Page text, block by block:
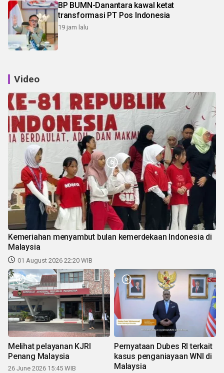
BP BUMN-Danantara kawal ketat
transformasi PT Pos Indonesia
19 jam lalu
Video
Kemeriahan menyambut bulan kemerdekaan Indonesia di
Malaysia
01 August 2026 22:20 WIB
Melihat pelayanan KJRI
Penang Malaysia
26 June 2026 15:45 WIB
Pernyataan Dubes RI terkait
kasus penganiayaan WNI di
Malaysia